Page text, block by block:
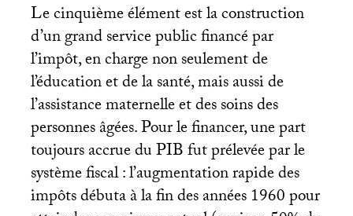
Le cinquième élément est la construction
d’un grand service public financé par
l’impôt, en charge non seulement de
l’éducation et de la santé, mais aussi de
l’assistance maternelle et des soins des
personnes âgées. Pour le financer, une part
toujours accrue duPIBfut prélevée par le
système fiscal : l’augmentation rapide des
impôts débuta à la fin des années 1960 pour